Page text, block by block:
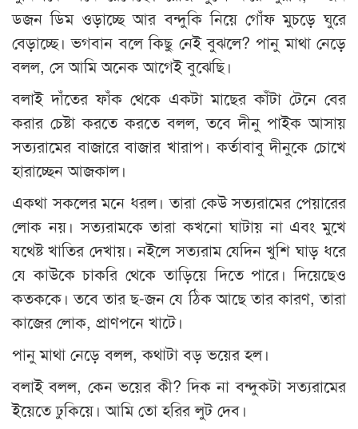
ডজন ডিম ওড়াচ্ছে আর বন্দুকি নিয়ে গোঁফ মুচড়ে ঘুরে
বেড়াচ্ছে। ভগবান বলে কিছু নেই বুঝলে? পানু মাথা নেড়ে
বলল, সে আমি অনেক আগেই বুঝেছি।
বলাই দাঁতের ফাঁক থেকে একটা মাছের কাঁটা টেনে বের
করার চেষ্টা করতে করতে বলল, তবে দীনু পাইক আসায়
সত্যরামের বাজারে বাজার খারাপ। কর্তাবাবু দীনুকে চোখে
হারাচ্ছেন আজকাল।
একথা সকলের মনে ধরল। তারা কেউ সত্যরামের পেয়ারের
লোক নয়। সত্যরামকে তারা কখনো ঘাটায় না এবং মুখে
যথেষ্ট খাতির দেখায়। নইলে সত্যরাম যেদিন খুশি ঘাড় ধরে
যে কাউকে চাকরি থেকে তাড়িয়ে দিতে পারে। দিয়েছেও
কতককে। তবে তার ছ-জন যে ঠিক আছে তার কারণ, তারা
কাজের লোক, প্রাণপনে খাটে।
পানু মাথা নেড়ে বলল, কথাটা বড় ভয়ের হল।
বলাই বলল, কেন ভয়ের কী? দিক না বন্দুকটা সত্যরামের
ইয়েতে ঢুকিয়ে। আমি তো হরির লুট দেব।